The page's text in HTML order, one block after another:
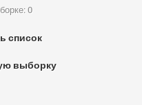
0
список
выборку